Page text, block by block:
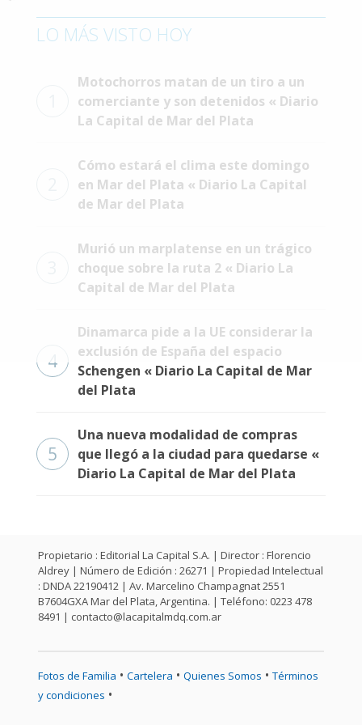
Interés
General
Espectáculos
Clasificados
Fúnebres
LO MÁS VISTO HOY
Motochorros matan de un tiro a un
comerciante y son detenidos « Diario
La Capital de Mar del Plata
Cómo estará el clima este domingo
en Mar del Plata « Diario La Capital
de Mar del Plata
Murió un marplatense en un trágico
choque sobre la ruta 2 « Diario La
Capital de Mar del Plata
4
Dinamarca pide a la UE considerar la
exclusión de España del espacio
Schengen « Diario La Capital de Mar
del Plata
5
Una nueva modalidad de compras
que llegó a la ciudad para quedarse «
Diario La Capital de Mar del Plata
Propietario : Editorial La Capital S.A. | Director : Florencio
Aldrey | Número de Edición : 26271 | Propiedad Intelectual
: DNDA 22190412 | Av. Marcelino Champagnat 2551
B7604GXA Mar del Plata, Argentina. | Teléfono: 0223 478
8491 | contacto@lacapitalmdq.com.ar
Fotos de Familia • Cartelera • Quienes Somos • Términos
y condiciones •